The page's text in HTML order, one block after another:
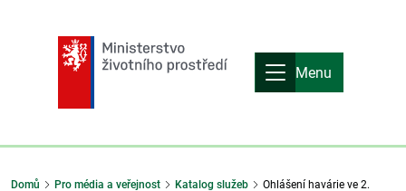
Menu
Domů Pro média a veřejnost Katalog služeb
Ohlášení havárie ve 2.